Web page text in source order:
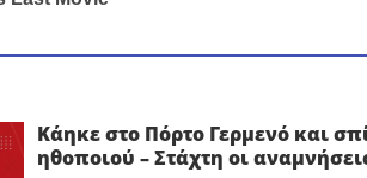
Κάηκε στο Πόρτο Γερμενό και
ηθοποιού – Στάχτη οι